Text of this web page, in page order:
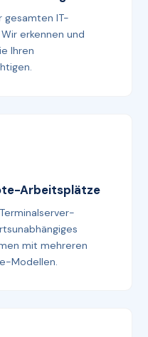
gesamten IT-
erkennen und
Ihren
Arbeitsplätze
mit mehreren
Modellen.